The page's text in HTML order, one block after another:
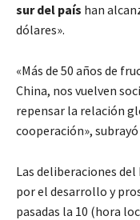
sur del país han
dólares».
«Más de 50 años de
China, nos vuelven
repensar la relación
cooperación»,
Las deliberaciones
por el desarrollo y
pasadas la 10 (hora